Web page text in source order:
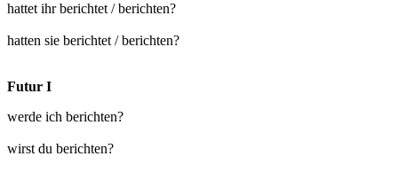
hattet ihr berichtet / berichten?
hatten sie berichtet / berichten?
Futur I
werde ich berichten?
wirst du berichten?